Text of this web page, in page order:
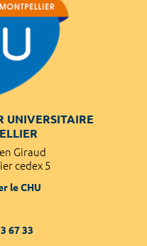
UNIVERSITAIRE
Giraud
cedex 5
le CHU
67 33